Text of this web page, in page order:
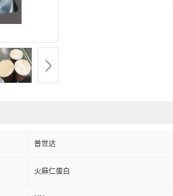
普世达
火麻仁蛋白